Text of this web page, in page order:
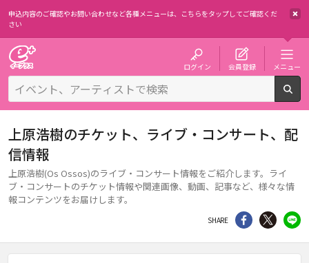
申込内容のご確認やお問い合わせなど各種メニューは、 こちらをタップしてご確認くだ
さい
ログイン 会員登録 メニュー
上原浩樹のチケット、ライブ・コンサート、配
信情報
上原浩樹(Os Ossos)のライブ・コンサート情報をご紹介します。ライ
ブ・コンサートのチケット情報や関連画像、動画、記事など、様々な情
報コンテンツをお届けします。
SHARE シェア Twitter